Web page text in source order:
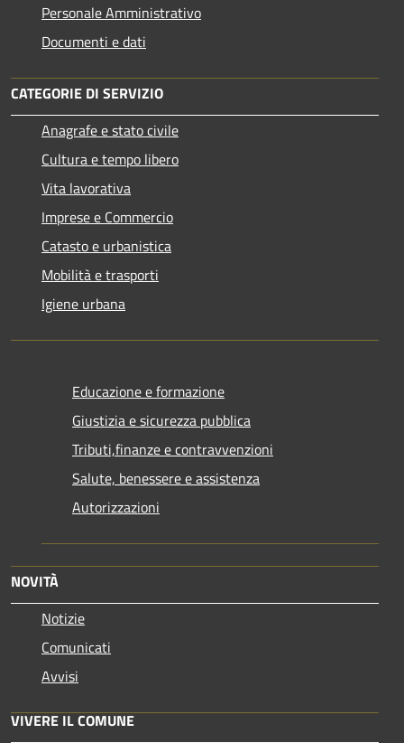
Personale Amministrativo
Documenti e dati
CATEGORIE DI SERVIZIO
Anagrafe e stato civile
Cultura e tempo libero
Vita lavorativa
Imprese e Commercio
Catasto e urbanistica
Mobilità e trasporti
Igiene urbana
Educazione e formazione
Giustizia e sicurezza pubblica
Tributi,finanze e contravvenzioni
Salute, benessere e assistenza
Autorizzazioni
NOVITÀ
Notizie
Comunicati
Avvisi
VIVERE IL COMUNE